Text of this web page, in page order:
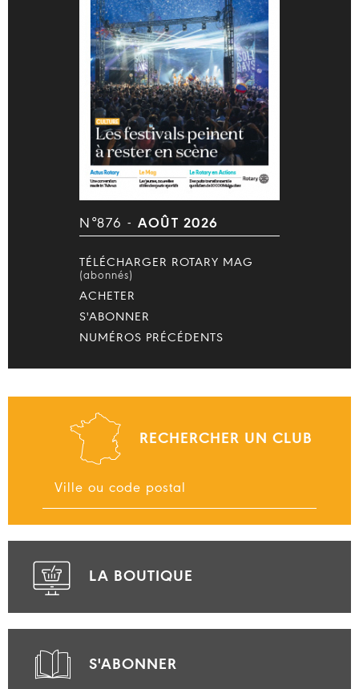
N°876 - AOÛT 2026
TÉLÉCHARGER ROTARY MAG
(abonnés)
ACHETER
S'ABONNER
NUMÉROS PRÉCÉDENTS
RECHERCHER UN CLUB
LA BOUTIQUE
S'ABONNER